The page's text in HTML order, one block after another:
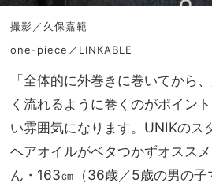
撮影／久保嘉範
one-piece／LINKABLE
「全体的に外巻きに巻いてから
く流れるように巻くのがポイン
い雰囲気になります。UNIKのス
ヘアオイルがベタつかずオスス
ん・163㎝（36歳／5歳の男の子